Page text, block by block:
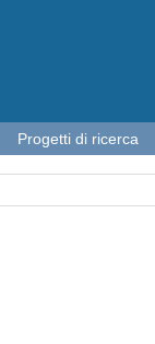
Progetti di ricerca